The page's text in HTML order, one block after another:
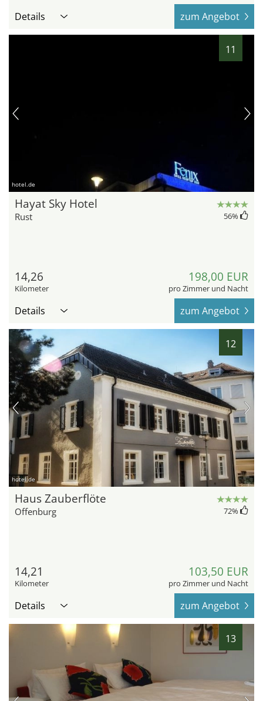
Details zum Angebot
11
hotel.de
Hayat Sky Hotel
Rust 56%
14,26
Kilometer
198,00 EUR
pro Zimmer und Nacht
Details zum Angebot
12
hotel.de
Haus Zauberflöte
Offenburg 72%
14,21
Kilometer
103,50 EUR
pro Zimmer und Nacht
Details zum Angebot
13